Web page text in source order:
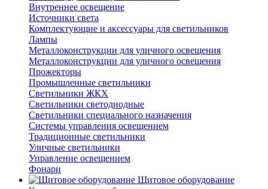
Внутреннее освещение
Источники света
Комплектующие и аксессуары для светильников
Лампы
Металлоконструкции для уличного освещения
Металлоконструкции для уличного освещения
Прожекторы
Промышленные светильники
Светильники ЖКХ
Светильники светодиодные
Светильники специального назначения
Системы управления освещением
Традиционные светильники
Уличные светильники
Управление освещением
Фонари
Щитовое оборудование